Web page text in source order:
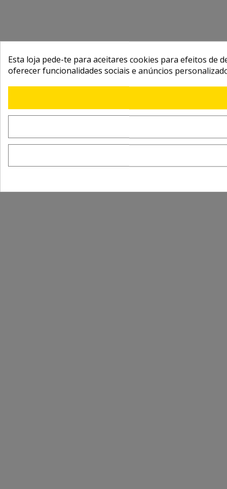
Esta loja pede-te para aceitares cookies para efeitos de
oferecer funcionalidades sociais e anúncios